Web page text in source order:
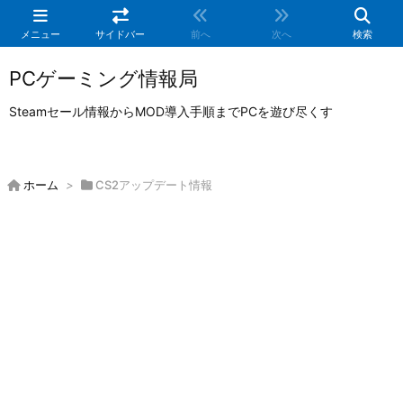
メニュー サイドバー 前へ 次へ 検索
PCゲーミング情報局
Steamセール情報からMOD導入手順までPCを遊び尽くす
ホーム > CS2アップデート情報